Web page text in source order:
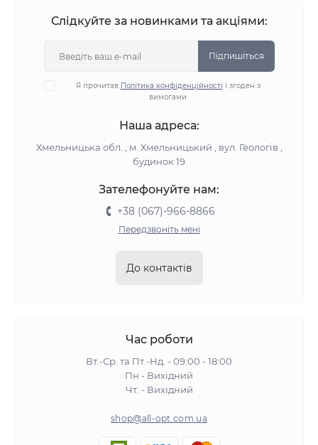
Слідкуйте за новинками та акціями:
Підпишіться
Я прочитав Політика конфіденційності і згоден з
вимогами
Наша адреса:
Хмельницька обл. , м. Хмельницький , вул. Геологів ,
будинок 19
Зателефонуйте нам:
+38 (067)-966-8866
Передзвоніть мені
До контактів
Час роботи
Вт.-Ср. та Пт.-Нд. - 09:00 - 18:00
Пн - Вихідний
Чт. - Вихідний
shop@all-opt.com.ua